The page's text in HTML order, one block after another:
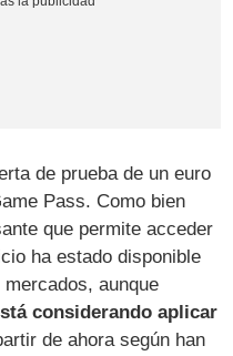
de prueba de un euro
Pass. Como bien
que permite acceder
ha estado disponible
aunque
considerando aplicar
de ahora según han